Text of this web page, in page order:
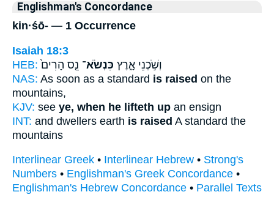
Englishman's Concordance
kin·śō- — 1 Occurrence
Isaiah 18:3
HEB:
וְשֹׁ֣כְנֵי אָ֑רֶץ כִּנְשֹׂא־ נֵ֤ס הָרִים֙
NAS: As soon as a standard is raised on the
mountains,
KJV: see ye, when he lifteth up an ensign
INT: and dwellers earth is raised A standard the
mountains
Interlinear Greek • Interlinear Hebrew • Strong's
Numbers • Englishman's Greek Concordance •
Englishman's Hebrew Concordance • Parallel Texts